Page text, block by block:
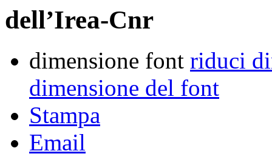
dell’Irea-Cnr
dimensione font riduci
dimensione del font
Stampa
Email